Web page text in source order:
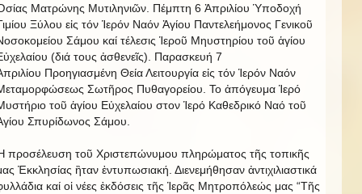
Ματρώνης Μυτιληνιῶν. Πέμπτη 6 Ἀπριλίου Ὑποδοχή
Ξύλου εἰς τόν Ἱερόν Ναόν Ἁγίου Παντελεήμονος Γενικοῦ
Σάμου καί τέλεσις Ἱεροῦ Μηυστηρίου τοῦ ἁγίου
(διά τους ἀσθενεῖς). Παρασκευή 7
Προηγιασμένη Θεία Λειτουργία εἰς τόν Ἱερόν Ναόν
Σωτῆρος Πυθαγορείου. Το ἀπόγευμα Ἱερό
τοῦ ἁγίου Εὐχελαίου στον Ἱερό Καθεδρικό Ναό τοῦ
Σπυρίδωνος Σάμου.
προσέλευση τοῦ Χριστεπώνυμου πληρώματος τῆς τοπικῆς
Ἐκκλησίας ἣταν ἐντυπωσιακή. Διενεμήθησαν ἀντιχιλιαστικά
καί οἱ νέες ἐκδόσεις τῆς Ἱερᾶς Μητροπόλεώς μας “Τῆς